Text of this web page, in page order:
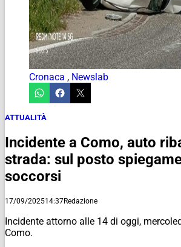
Cronaca , Newslab
ATTUALITÀ
Incidente a Como, auto
strada: sul posto
soccorsi
17/09/202514:37Redazione
Incidente attorno alle 14 di oggi,
Como.